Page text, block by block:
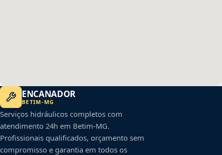
ENCANADOR
BETIM-MG
Serviços hidráulicos completos com
atendimento 24h em Betim-MG.
Profissionais qualificados, orçamento sem
compromisso e garantia em todos os